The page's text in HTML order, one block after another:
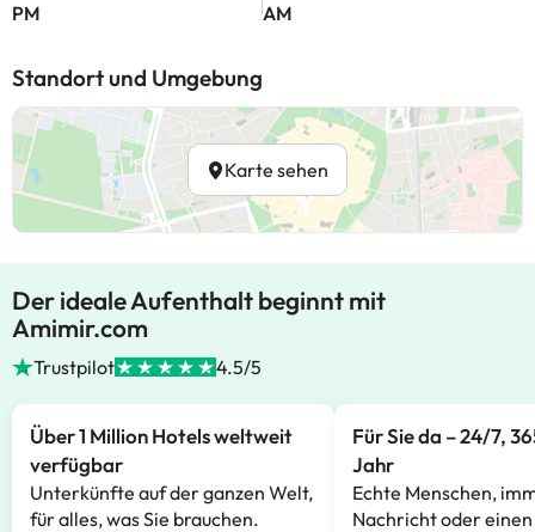
PM
AM
Standort und Umgebung
Karte sehen
Der ideale Aufenthalt beginnt mit
Amimir.com
Trustpilot 4.5/5
Über 1 Million Hotels weltweit
verfügbar
Unterkünfte auf der ganzen Welt,
für alles, was Sie brauchen.
Für Sie da – 24/7,
Jahr
Echte Menschen,
Nachricht oder